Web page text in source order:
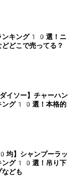
ンキング10選！ニ
どこで売ってる？
ソー】チャーハン
ング10選！本格的
】シャンプーラッ
ング10選！吊り下
なども